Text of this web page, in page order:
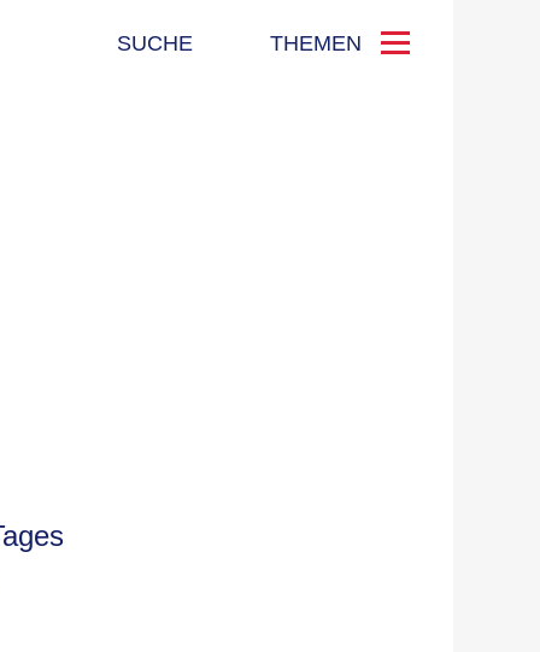
SUCHE THEMEN